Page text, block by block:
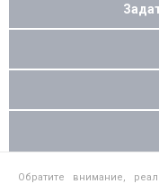
Обратите внимание,